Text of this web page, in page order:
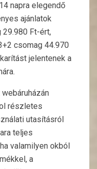
napra elegendő
ajánlatok
Ft-ért,
csomag 44.970
jelentenek a
részletes
utasításról
teljes
valamilyen okból
a